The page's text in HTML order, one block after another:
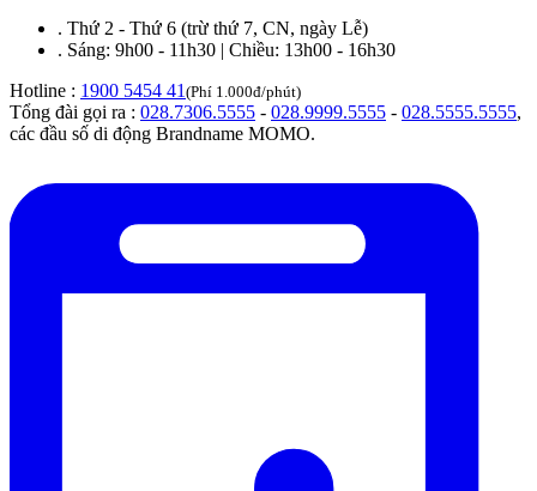
. Thứ 2 - Thứ 6 (trừ thứ 7, CN, ngày Lễ)
. Sáng: 9h00 - 11h30 | Chiều: 13h00 - 16h30
Hotline : 1900 5454 41 (Phí 1.000đ/phút)
Tổng đài gọi ra : 028.7306.5555 - 028.9999.5555 - 028.5555.5555,
các đầu số di động Brandname MOMO.